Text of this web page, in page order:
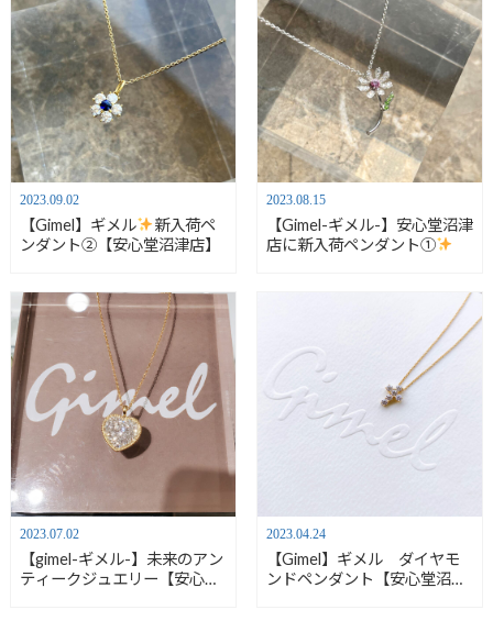
2023.09.02
【Gimel】ギメル
新入荷ペ
ンダント②【安心堂沼津店】
2023.08.15
【Gimel-ギメル-】安心堂沼津
店に新入荷ペンダント①
2023.07.02
【gimel-ギメル-】未来のアン
ティークジュエリー【安心堂
2023.04.24
【Gimel】ギメル ダイヤモ
ンドペンダント【安心堂沼津